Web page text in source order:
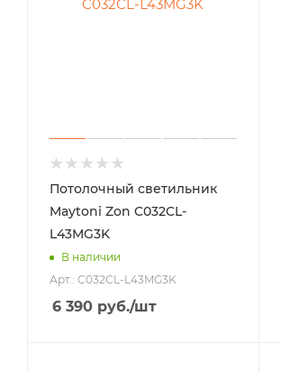
Потолочный светильник
Maytoni Zon C032CL-
L43MG3K
В наличии
Арт.: C032CL-L43MG3K
6 390 руб./шт